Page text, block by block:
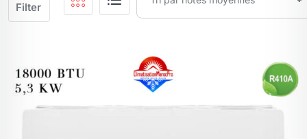
Filter